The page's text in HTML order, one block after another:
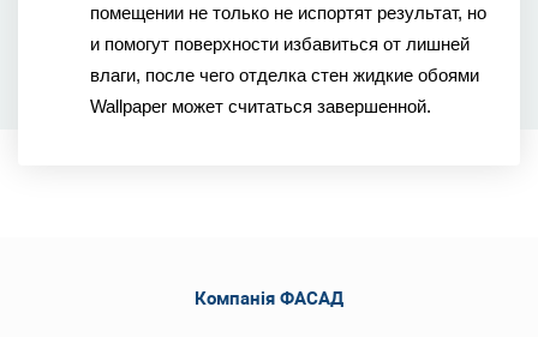
помещении не только не испортят результат, но
и помогут поверхности избавиться от лишней
влаги, после чего отделка стен жидкие обоями
Wallpaper может считаться завершенной.
Компанія ФАСАД